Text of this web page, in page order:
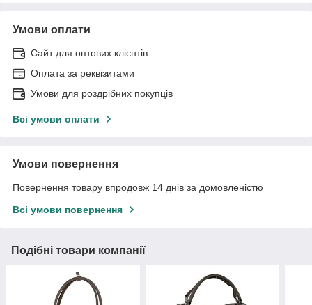
Умови оплати
Сайт для оптових клієнтів.
Оплата за реквізитами
Умови для роздрібних покупців
Всі умови оплати
Умови повернення
Повернення товару впродовж 14 днів за домовленістю
Всі умови повернення
Подібні товари компанії